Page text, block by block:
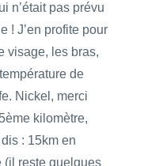
n’était pas prévu
! J’en profite pour
visage, les bras,
de
Nickel, merci
kilomètre,
: 15km en
(il reste quelques